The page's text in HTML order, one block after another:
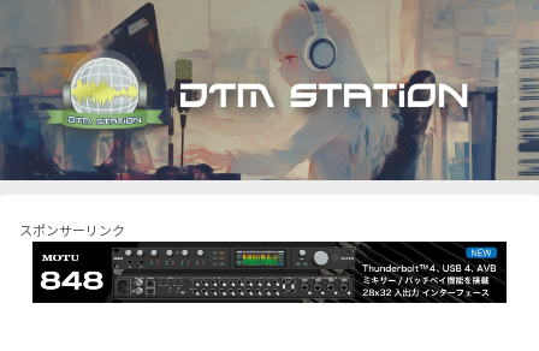
スポンサーリンク